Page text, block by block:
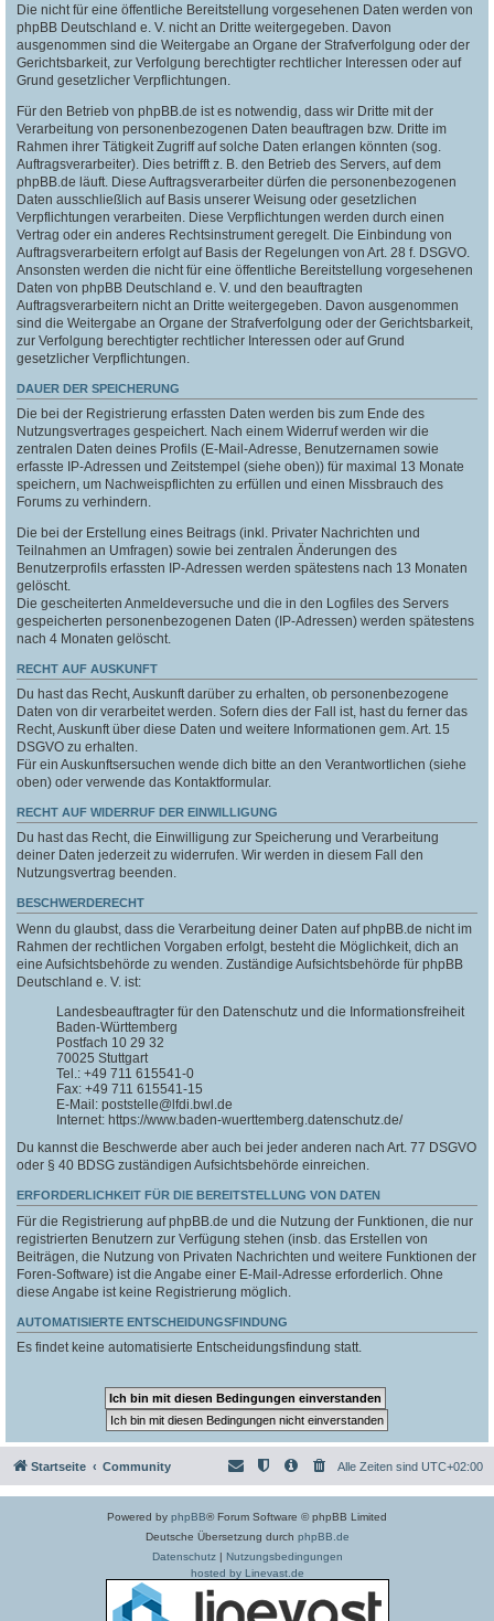
Die nicht für eine öffentliche Bereitstellung vorgesehenen Daten werden von
phpBB Deutschland e. V. nicht an Dritte weitergegeben. Davon
ausgenommen sind die Weitergabe an Organe der Strafverfolgung oder der
Gerichtsbarkeit, zur Verfolgung berechtigter rechtlicher Interessen oder auf
Grund gesetzlicher Verpflichtungen.
Für den Betrieb von phpBB.de ist es notwendig, dass wir Dritte mit der
Verarbeitung von personenbezogenen Daten beauftragen bzw. Dritte im
Rahmen ihrer Tätigkeit Zugriff auf solche Daten erlangen könnten (sog.
Auftragsverarbeiter). Dies betrifft z. B. den Betrieb des Servers, auf dem
phpBB.de läuft. Diese Auftragsverarbeiter dürfen die personenbezogenen
Daten ausschließlich auf Basis unserer Weisung oder gesetzlichen
Verpflichtungen verarbeiten. Diese Verpflichtungen werden durch einen
Vertrag oder ein anderes Rechtsinstrument geregelt. Die Einbindung von
Auftragsverarbeitern erfolgt auf Basis der Regelungen von Art. 28 f. DSGVO.
Ansonsten werden die nicht für eine öffentliche Bereitstellung vorgesehenen
Daten von phpBB Deutschland e. V. und den beauftragten
Auftragsverarbeitern nicht an Dritte weitergegeben. Davon ausgenommen
sind die Weitergabe an Organe der Strafverfolgung oder der Gerichtsbarkeit,
zur Verfolgung berechtigter rechtlicher Interessen oder auf Grund
gesetzlicher Verpflichtungen.
DAUER DER SPEICHERUNG
Die bei der Registrierung erfassten Daten werden bis zum Ende des
Nutzungsvertrages gespeichert. Nach einem Widerruf werden wir die
zentralen Daten deines Profils (E-Mail-Adresse, Benutzernamen sowie
erfasste IP-Adressen und Zeitstempel (siehe oben)) für maximal 13 Monate
speichern, um Nachweispflichten zu erfüllen und einen Missbrauch des
Forums zu verhindern.
Die bei der Erstellung eines Beitrags (inkl. Privater Nachrichten und
Teilnahmen an Umfragen) sowie bei zentralen Änderungen des
Benutzerprofils erfassten IP-Adressen werden spätestens nach 13 Monaten
gelöscht.
Die gescheiterten Anmeldeversuche und die in den Logfiles des Servers
gespeicherten personenbezogenen Daten (IP-Adressen) werden spätestens
nach 4 Monaten gelöscht.
RECHT AUF AUSKUNFT
Du hast das Recht, Auskunft darüber zu erhalten, ob personenbezogene
Daten von dir verarbeitet werden. Sofern dies der Fall ist, hast du ferner das
Recht, Auskunft über diese Daten und weitere Informationen gem. Art. 15
DSGVO zu erhalten.
Für ein Auskunftsersuchen wende dich bitte an den Verantwortlichen (siehe
oben) oder verwende das Kontaktformular.
RECHT AUF WIDERRUF DER EINWILLIGUNG
Du hast das Recht, die Einwilligung zur Speicherung und Verarbeitung
deiner Daten jederzeit zu widerrufen. Wir werden in diesem Fall den
Nutzungsvertrag beenden.
BESCHWERDERECHT
Wenn du glaubst, dass die Verarbeitung deiner Daten auf phpBB.de nicht im
Rahmen der rechtlichen Vorgaben erfolgt, besteht die Möglichkeit, dich an
eine Aufsichtsbehörde zu wenden. Zuständige Aufsichtsbehörde für phpBB
Deutschland e. V. ist:
Landesbeauftragter für den Datenschutz und die Informationsfreiheit
Baden-Württemberg
Postfach 10 29 32
70025 Stuttgart
Tel.: +49 711 615541-0
Fax: +49 711 615541-15
E-Mail: poststelle@lfdi.bwl.de
Internet: https://www.baden-wuerttemberg.datenschutz.de/
Du kannst die Beschwerde aber auch bei jeder anderen nach Art. 77 DSGVO
oder § 40 BDSG zuständigen Aufsichtsbehörde einreichen.
ERFORDERLICHKEIT FÜR DIE BEREITSTELLUNG VON DATEN
Für die Registrierung auf phpBB.de und die Nutzung der Funktionen, die nur
registrierten Benutzern zur Verfügung stehen (insb. das Erstellen von
Beiträgen, die Nutzung von Privaten Nachrichten und weitere Funktionen der
Foren-Software) ist die Angabe einer E-Mail-Adresse erforderlich. Ohne
diese Angabe ist keine Registrierung möglich.
AUTOMATISIERTE ENTSCHEIDUNGSFINDUNG
Es findet keine automatisierte Entscheidungsfindung statt.
Startseite Community Alle Zeiten sind UTC+02:00
Powered by phpBB® Forum Software © phpBB Limited
Deutsche Übersetzung durch phpBB.de
Datenschutz| Nutzungsbedingungen
hosted by Linevast.de